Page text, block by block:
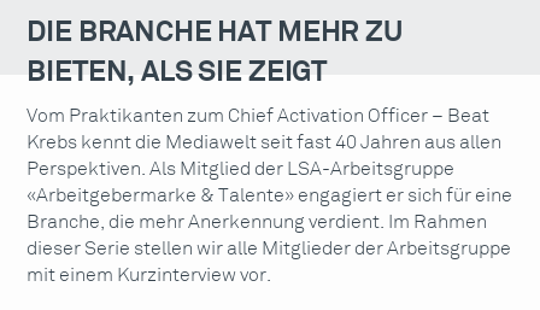
DIE BRANCHE HAT MEHR ZU
BIETEN, ALS SIE ZEIGT
Vom Praktikanten zum Chief Activation Officer – Beat
Krebs kennt die Mediawelt seit fast 40 Jahren aus allen
Perspektiven. Als Mitglied der LSA-Arbeitsgruppe
«Arbeitgebermarke & Talente» engagiert er sich für eine
Branche, die mehr Anerkennung verdient. Im Rahmen
dieser Serie stellen wir alle Mitglieder der Arbeitsgruppe
mit einem Kurzinterview vor.